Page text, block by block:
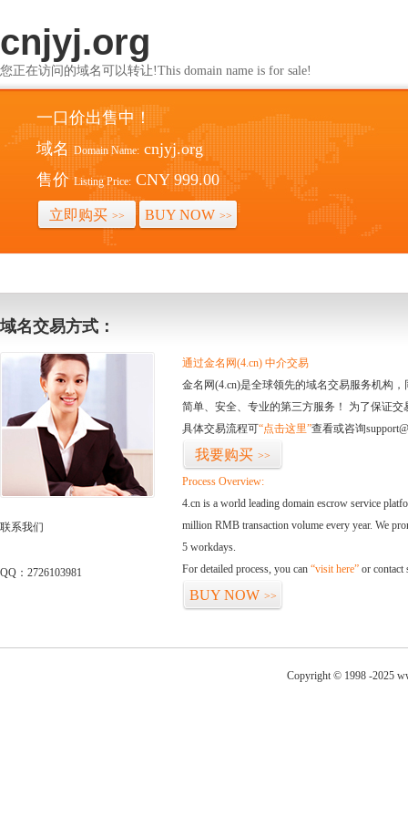
cnjyj.org
您正在访问的域名可以转让!This domain name is for sale!
一口价出售中！
域名 Domain Name: cnjyj.org
售价 Listing Price: CNY 999.00
立即购买 >> BUY NOW >>
域名交易方式：
联系我们
QQ：2726103981
通过金名网(4.cn) 中介交易
金名网(4.cn)是全球领先的域名交易服务机构
简单、安全、专业的第三方服务！ 为了保证
具体交易流程可“点击这里”查看或咨询
我要购买 >>
Process Overview:
4.cn is a world leading domain escrow service
million RMB transaction volume every year. We
5 workdays.
For detailed process, you can “visit here” or contact
BUY NOW >>
Copyright © 1998 -2025